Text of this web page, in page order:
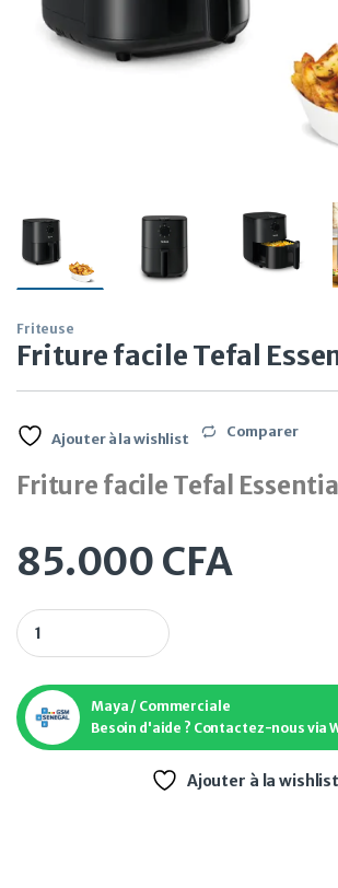
Friteuse
Friture facile Tefal
Ajouter à la wishlist Comparer
Friture facile Tefal Essential
85.000 CFA
Friture facile Tefal Essential quantity
Maya / Commerciale
Besoin d'aide ? Contactez-nous via
Ajouter à la wishlist